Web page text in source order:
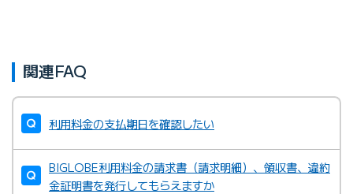
関連FAQ
利用料金の支払期日を確認したい
BIGLOBE利用料金の請求書（請求明細）、領収書、違約
金証明書を発行してもらえますか